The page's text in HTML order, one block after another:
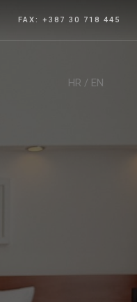
FAX: +387 30 718 445
HR / EN